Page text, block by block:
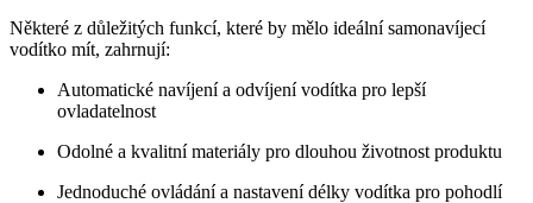
Některé z důležitých funkcí, které by mělo ideální samonavíjecí
vodítko mít, zahrnují:
Automatické navíjení a odvíjení vodítka pro lepší
ovladatelnost
Odolné a kvalitní materiály pro dlouhou životnost produktu
Jednoduché ovládání a nastavení délky vodítka pro pohodlí